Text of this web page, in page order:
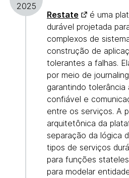
2025
Restate
é uma
durável projetada
complexos de
construção de
tolerantes a falhas.
por meio de
garantindo
confiável e
entre os serviços. A
arquitetônica da
separação da lógica
tipos de serviços
para funções
para modelar